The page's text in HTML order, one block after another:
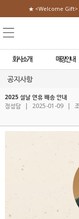
★ <Welcome Gift>
회사소개 매장안내
공지사항
2025 설날 연휴 배송 안내
정성담
| 2025-01-09 |